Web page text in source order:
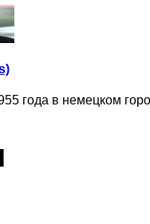
года в немецком